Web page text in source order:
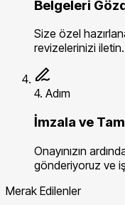
Belgeleri
Size özel
revizelerinizi iletin.
4. Adım
İmzala ve
Onayınızın
gönderiyoruz ve
Merak Edilenler